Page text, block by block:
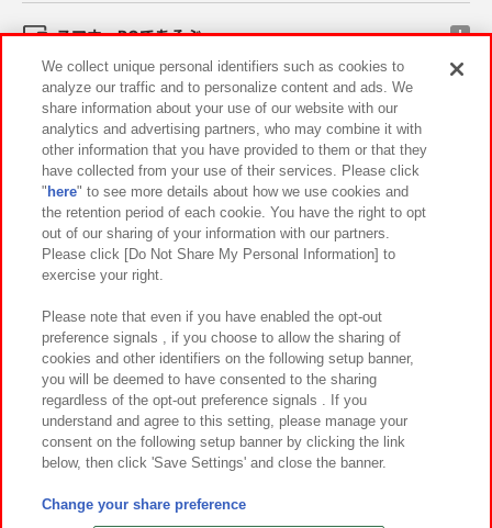
スマホ・PCであそぶ
イベント・キャンペーン
関連会社 サステナビリティ サイトポリシー
プライバシーポリシー ウェブアクセシビリティ方針と検証結果
お取引先さまとともに
カスタマーハラスメント対応方針 よくあるご質問・お問い合わせ
©Bandai Namco Amusement Inc.
©Bandai Namco Amusement Lab Inc.
We collect unique personal identifiers such as cookies to
analyze our traffic and to personalize content and ads. We
share information about your use of our website with our
analytics and advertising partners, who may combine it with
other information that you have provided to them or that they
have collected from your use of their services. Please click
" here" to see more details about how we use cookies and
the retention period of each cookie. You have the right to opt
out of our sharing of your information with our partners.
Please click [Do Not Share My Personal Information] to
exercise your right.
Please note that even if you have enabled the opt-out
preference signals , if you choose to allow the sharing of
cookies and other identifiers on the following setup banner,
you will be deemed to have consented to the sharing
regardless of the opt-out preference signals . If you
understand and agree to this setting, please manage your
consent on the following setup banner by clicking the link
below, then click 'Save Settings' and close the banner.
Change your share preference